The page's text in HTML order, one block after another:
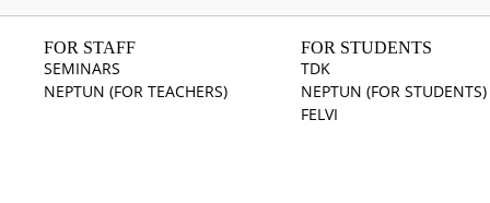
FOR STAFF
SEMINARS
NEPTUN (FOR TEACHERS)
FOR STUDENTS
TDK
NEPTUN (FOR STUDENTS)
FELVI